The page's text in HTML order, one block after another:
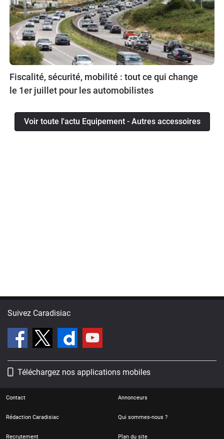
Fiscalité, sécurité, mobilité : tout ce qui change
le 1er juillet pour les automobilistes
Voir toute l'actu Equipement - Autres accessoires
Suivez Caradisiac
Téléchargez nos applications mobiles
Contact Annonceurs
Rédaction Caradisiac Qui sommes-nous ?
Recrutement Plan du site